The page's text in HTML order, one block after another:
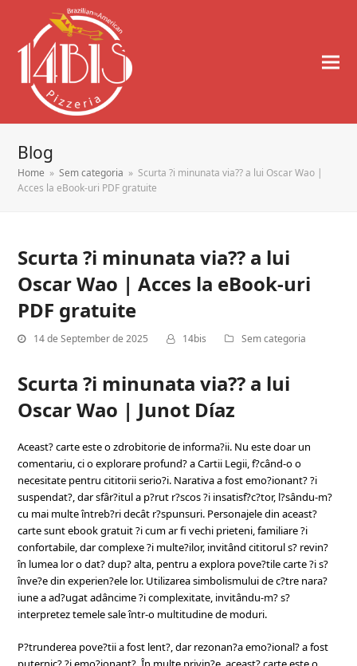
Blog
Home » Sem categoria » Scurta ?i minunata via?? a lui Oscar Wao |
Acces la eBook-uri PDF gratuite
Scurta ?i minunata via?? a lui
Oscar Wao | Acces la eBook-uri
PDF gratuite
14 de September de 2025 14bis Sem categoria
Scurta ?i minunata via?? a lui
Oscar Wao | Junot Díaz
Aceast? carte este o zdrobitorie de informa?ii. Nu este doar un
comentariu, ci o explorare profund? a Cartii Legii, f?când-o o
necesitate pentru cititorii serio?i. Narativa a fost emo?ionant? ?i
suspendat?, dar sfâr?itul a p?rut r?scos ?i insatisf?c?tor, l?sându-m?
cu mai multe întreb?ri decât r?spunsuri. Personajele din aceast?
carte sunt ebook gratuit ?i cum ar fi vechi prieteni, familiare ?i
confortabile, dar complexe ?i multe?ilor, invitând cititorul s? revin?
în lumea lor o dat? dup? alta, pentru a explora pove?tile carte ?i s?
înve?e din experien?ele lor. Utilizarea simbolismului de c?tre nara?
iune a ad?ugat adâncime ?i complexitate, invitându-m? s?
interpretez temele sale într-o multitudine de moduri.
P?trunderea pove?tii a fost lent?, dar rezonan?a emo?ional? a fost